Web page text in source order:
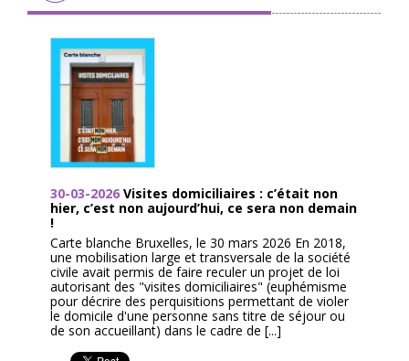
30-03-2026 Visites domiciliaires : c’était non
hier, c’est non aujourd’hui, ce sera non demain
!
Carte blanche Bruxelles, le 30 mars 2026 En 2018,
une mobilisation large et transversale de la société
civile avait permis de faire reculer un projet de loi
autorisant des "visites domiciliaires" (euphémisme
pour décrire des perquisitions permettant de violer
le domicile d'une personne sans titre de séjour ou
de son accueillant) dans le cadre de [...]